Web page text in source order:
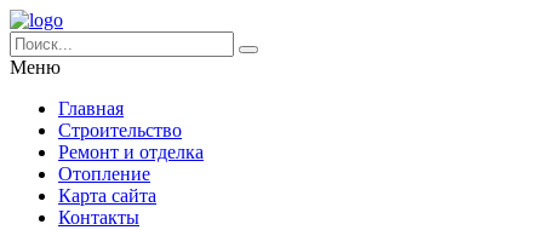
Меню
Главная
Строительство
Ремонт и отделка
Отопление
Карта сайта
Контакты